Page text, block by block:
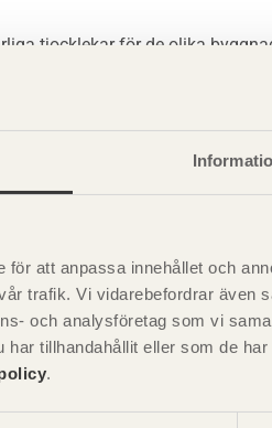
för att anpassa innehållet och
trafik. Vi vidarebefordrar även
och analysföretag som vi
har tillhandahållit eller som de
.
tjocklekar för de olika
inledning:
eller puts
av tegel
vägg